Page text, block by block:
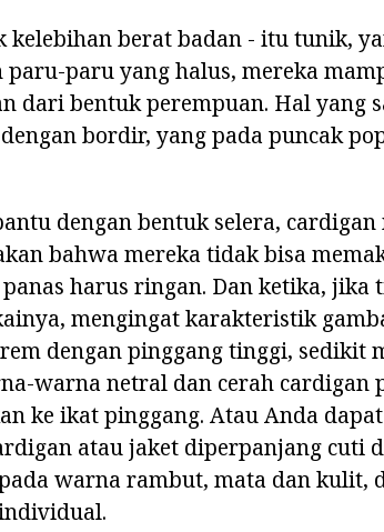
kelebihan berat badan - itu tunik,
paru yang halus, mereka
dari bentuk perempuan. Hal yang
bordir, yang pada puncak
dengan bentuk selera,
bahwa mereka tidak bisa
harus ringan. Dan ketika, jika
mengingat karakteristik
dengan pinggang tinggi, sedikit
warna netral dan cerah cardigan
ke ikat pinggang. Atau Anda
atau jaket diperpanjang cuti
warna rambut, mata dan kulit,